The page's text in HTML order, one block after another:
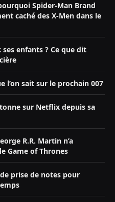
Spider-Man Brand
caché des X-Men dans le
enfants ? Ce que dit
l’on sait sur le prochain 007
sur Netflix depuis sa
R.R. Martin n’a
Game of Thrones
prise de notes pour